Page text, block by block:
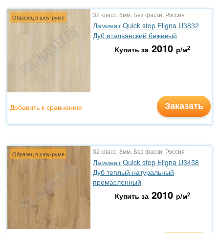
Образец в шоу-руме 32 класс, 8мм, Без фаски, Россия
Ламинат Quick step Eligna U3832
Дуб итальянский бежевый
Купить за 2010 р/м2
Заказать
Добавить к сравнению
Образец в шоу-руме 32 класс, 8мм, Без фаски, Россия
Ламинат Quick step Eligna U3458
Дуб теплый натуральный
промасленный
Купить за 2010 р/м2